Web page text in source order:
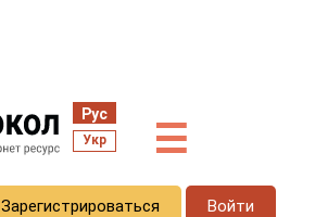
Рус
Укр ☰
Зарегистрироваться Войти